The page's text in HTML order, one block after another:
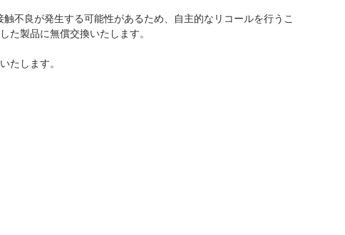
不良が発生する可能性があるため、自主的なリコールを行うこ
製品に無償交換いたします。
たします。